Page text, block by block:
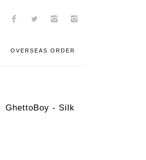
OVERSEAS ORDER
GhettoBoy - Silk